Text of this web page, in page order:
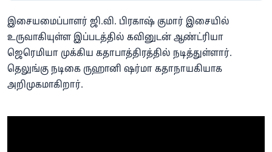
இசையமைப்பாளர் ஜி.வி. பிரகாஷ் குமார் இசையில்
உருவாகியுள்ள இப்படத்தில் கவினுடன் ஆண்ட்ரியா
ஜெரெமியா முக்கிய கதாபாத்திரத்தில் நடித்துள்ளார்.
தெலுங்கு நடிகை ருஹானி ஷர்மா கதாநாயகியாக
அறிமுகமாகிறார்.